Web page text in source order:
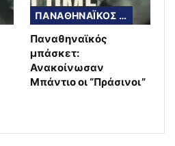
ΠΑΝΑΘΗΝΑΪΚΟΣ ΜΠΑΣΚΕΤ
Παναθηναϊκός
μπάσκετ:
Ανακοίνωσαν
Μπάντιο οι “Πράσινοι”